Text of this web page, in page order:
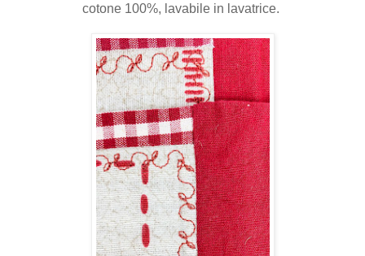
cotone 100%, lavabile in lavatrice.